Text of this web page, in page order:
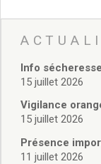
Pour
État
C.C.A.S.
Vie
Info
15 juillet 2026
Vigilance
15 juillet 2026
Présence
11 juillet 2026